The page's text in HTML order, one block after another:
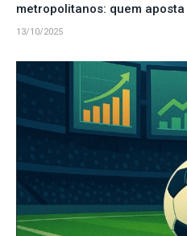
metropolitanos: quem aposta
13/10/2025